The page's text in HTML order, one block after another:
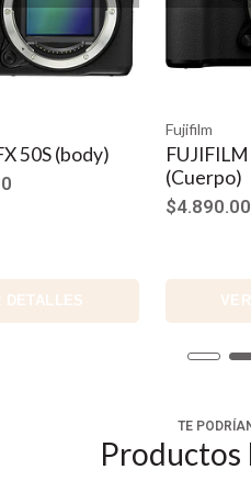
de enfoque automático
de hasta 8 fps con el
II.
serie GFX y consolida la
50S II
DETALLES
Fujifilm
FUJIFILM
Medio kit
mm)
TE
Productos